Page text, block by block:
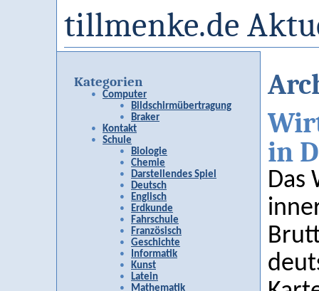
tillmenke.de
Kategorien
Computer
Bildschirmübertragung
Braker
Kontakt
Schule
Biologie
Chemie
Darstellendes Spiel
Deutsch
Englisch
Erdkunde
Fahrschule
Französisch
Geschichte
Informatik
Kunst
Latein
Mathematik
in
Das